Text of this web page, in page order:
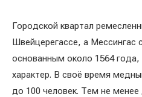
Городской квартал
Швейцерегассе, а Мессингас
основанным около 1564
характер. В своё время
до 100 человек. Тем не